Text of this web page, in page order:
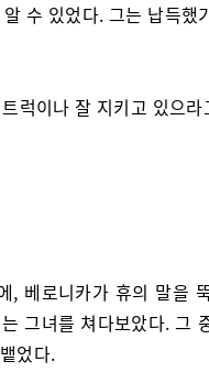
수 있었다. 그는 납득했
럭이나 잘 지키고 있으라
, 베로니카가 휴의 말을
그녀를 쳐다보았다. 그
었다.